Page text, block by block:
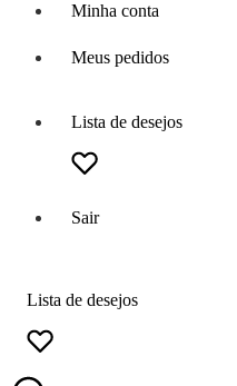
Minha conta
Meus pedidos
Lista de desejos
Sair
Lista de desejos